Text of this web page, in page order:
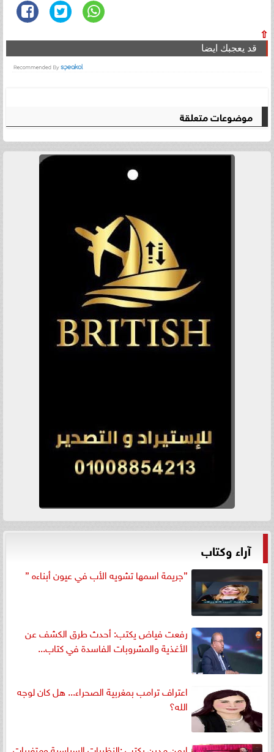
⇧
قد يعجبك ايضا
موضوعات متعلقة
آراء وكتاب
”جريمة اسمها تشويه الأب في عيون أبناءه ”
رفعت فياض يكتب: أحدث طرق الكشف عن
الأغذية والمشروبات الفاسدة في كتاب...
اعتراف ترامب بمغربية الصحراء... هل كان لوجه
الله؟